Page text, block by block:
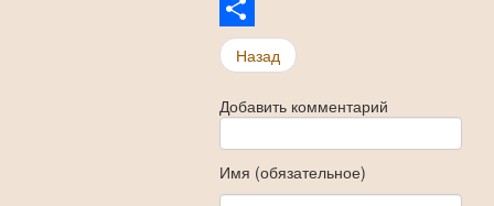
VK
Share
Назад
Добавить комментарий
Имя (обязательное)